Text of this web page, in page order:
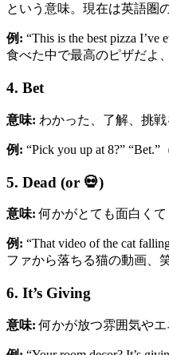
という意味。現在は英語圏
例: “This is the best pizza
食べた中で最高のピザだよ
4. Bet
意味: わかった、了解、挑戦
例: “Pick you up at 8?”
5. Dead (or 💀)
意味: 何かがとても面白くて
例: “That video of the cat
ファから落ちる猫の動画、
6. It’s Giving
意味: 何かが放つ雰囲気やエ